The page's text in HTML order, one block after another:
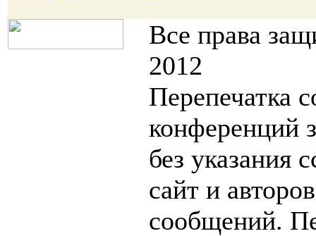
Все права
2012
Перепечатка
конференций
без указания
сайт и
сообщений.